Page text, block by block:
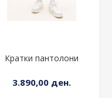
Кратки пантолони
3.890,00 ден.